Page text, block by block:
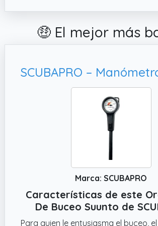
🤑 El mejor más
Marca: SCUBAPRO
Características de este
De Buceo Suunto de
Para quien le entusiasma el buceo,